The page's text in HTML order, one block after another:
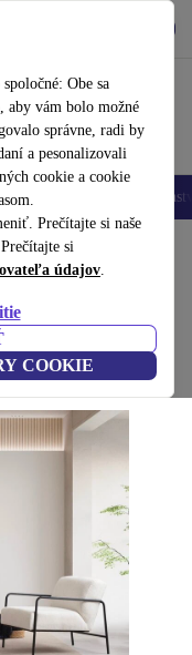
Obe sa
aby vám bolo možné
správne, radi by
a pesonalizovali
cookie a cookie
Prečítajte si naše
si
údajov.
COOKIE
hodinky